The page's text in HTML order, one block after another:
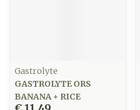
Gastrolyte
GASTROLYTE ORS
BANANA + RICE